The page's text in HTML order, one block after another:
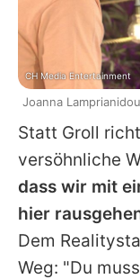
Statt Groll
versöhnliche
dass wir mit
hier
Dem
Weg: "Du
CH Media Entertainment
Joanna